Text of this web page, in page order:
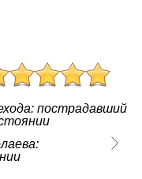
пострадавший